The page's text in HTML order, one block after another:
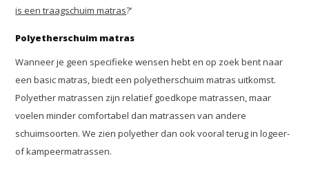
is een traagschuim matras?’
Polyetherschuim matras
Wanneer je geen specifieke wensen hebt en op zoek bent naar
een basic matras, biedt een polyetherschuim matras uitkomst.
Polyether matrassen zijn relatief goedkope matrassen, maar
voelen minder comfortabel dan matrassen van andere
schuimsoorten. We zien polyether dan ook vooral terug in logeer-
of kampeermatrassen.